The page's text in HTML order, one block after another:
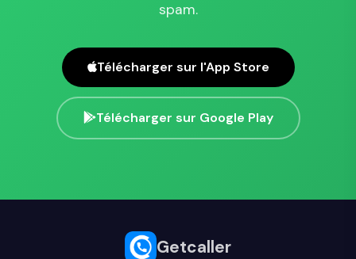
spam.
Télécharger sur l'App Store
Télécharger sur Google Play
Getcaller